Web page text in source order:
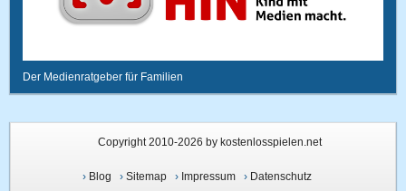
Der Medienratgeber für Familien
Copyright 2010-2026 by kostenlosspielen.net
› Blog › Sitemap› Impressum› Datenschutz